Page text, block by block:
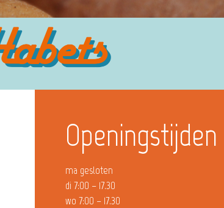
Openingstijden
ma gesloten
di 7:00 – 17.30
wo 7:00 – 17.30